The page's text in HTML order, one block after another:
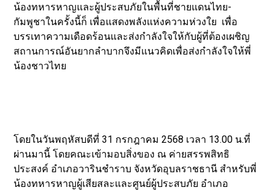
น้องทหารหาญและผู้ประสบภัยในพื้นที่ชายแดนไทย-
กัมพูชาในครั้งนี้ก็ เพื่อแสดงพลังแห่งความห่วงใย เพื่อ
บรรเทาความเดือดร้อนและส่งกำลังใจให้กับผู้ที่ต้องเผชิญ
สถานการณ์อันยากลำบากจึงมีแนวคิดเพื่อส่งกำลังใจให้พี่
น้องชาวไทย
โดยในวันพฤหัสบดีที่ 31 กรกฎาคม 2568 เวลา 13.00 น.ที่
ผ่านมานี้ โดยคณะเข้ามอบสิ่งของ ณ ค่ายสรรพสิทธิ
ประสงค์ อำเภอวารินชำราบ จังหวัดอุบลราชธานี สำหรับพี่
น้องทหารหาญผู้เสียสละและศูนย์ผู้ประสบภัย อำเภอ